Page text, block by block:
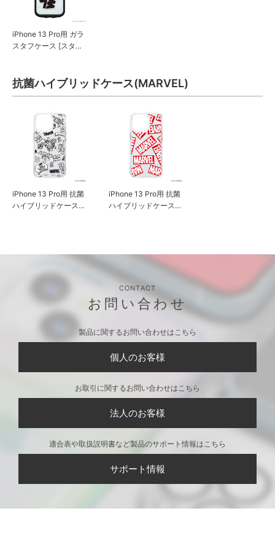
iPhone 13 Pro用 ガラ
スタフケース [スタ
抗菌ハイブリッドケース(MARVEL)
iPhone 13 Pro用 抗菌
ハイブリッドケース
iPhone 13 Pro用 抗菌
ハイブリッドケース
CONTACT
お問い合わせ
製品に関するお問い合わせはこちら
個人のお客様
お取引に関するお問い合わせはこちら
法人のお客様
適合表や取扱説明書など製品のサポート情報はこちら
サポート情報